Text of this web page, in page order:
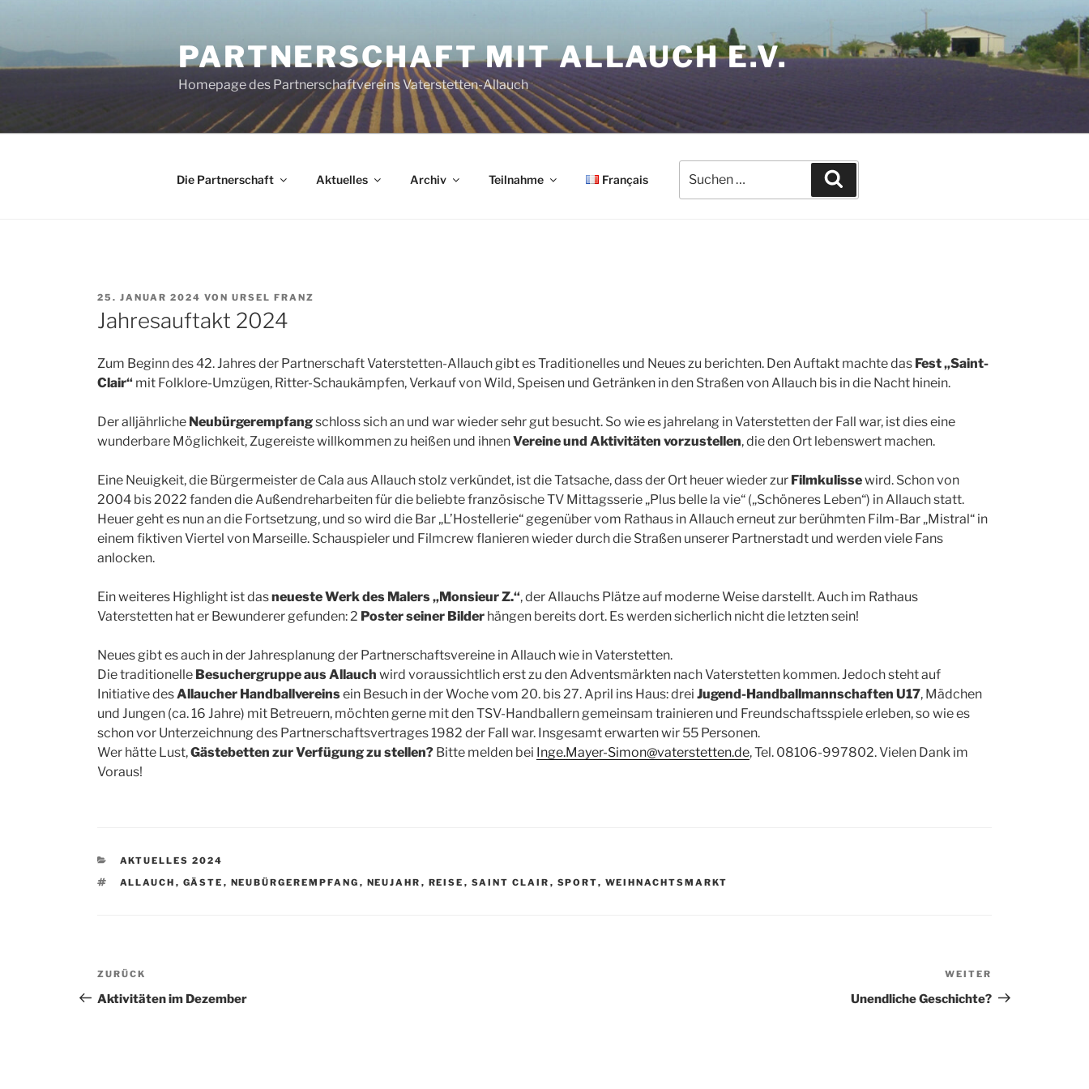
springen
PARTNERSCHAFT MIT ALLAUCH E.V.
Homepage des Partnerschaftvereins Vaterstetten-Allauch
Die Partnerschaft Aktuelles Archiv Teilnahme Français
nach:
VERÖFFENTLICHT
AM
25. JANUAR 2024 VON URSEL FRANZ
Jahresauftakt 2024
Zum Beginn des 42. Jahres der Partnerschaft Vaterstetten-Allauch gibt es Traditionelles und Neues zu berichten. Den Auftakt machte das Fest „Saint-
Clair“ mit Folklore-Umzügen, Ritter-Schaukämpfen, Verkauf von Wild, Speisen und Getränken in den Straßen von Allauch bis in die Nacht hinein.
Der alljährliche Neubürgerempfangschloss sich an und war wieder sehr gut besucht. So wie es jahrelang in Vaterstetten der Fall war, ist dies eine
wunderbare Möglichkeit, Zugereiste willkommen zu heißen und ihnenVereine und Aktivitäten vorzustellen, die den Ort lebenswert machen.
Eine Neuigkeit, die Bürgermeister de Cala aus Allauch stolz verkündet, ist die Tatsache, dass der Ort heuer wieder zur Filmkulissewird. Schon von
2004 bis 2022 fanden die Außendreharbeiten für die beliebte französische TV Mittagsserie „Plus belle la vie“ („Schöneres Leben“) in Allauch statt.
Heuer geht es nun an die Fortsetzung, und so wird die Bar „L’Hostellerie“ gegenüber vom Rathaus in Allauch erneut zur berühmten Film-Bar „Mistral“ in
einem fiktiven Viertel von Marseille. Schauspieler und Filmcrew flanieren wieder durch die Straßen unserer Partnerstadt und werden viele Fans
anlocken.
Ein weiteres Highlight ist dasneueste Werk des Malers „Monsieur Z.“, der Allauchs Plätze auf moderne Weise darstellt. Auch im Rathaus
Vaterstetten hat er Bewunderer gefunden: 2 Poster seiner Bilder hängen bereits dort. Es werden sicherlich nicht die letzten sein!
Neues gibt es auch in der Jahresplanung der Partnerschaftsvereine in Allauch wie in Vaterstetten.
Die traditionelle Besuchergruppe aus Allauch wird voraussichtlich erst zu den Adventsmärkten nach Vaterstetten kommen. Jedoch steht auf
Initiative desAllaucher Handballvereinsein Besuch in der Woche vom 20. bis 27. April ins Haus: drei Jugend-Handballmannschaften U17, Mädchen
und Jungen (ca. 16 Jahre) mit Betreuern, möchten gerne mit den TSV-Handballern gemeinsam trainieren und Freundschaftsspiele erleben, so wie es
schon vor Unterzeichnung des Partnerschaftsvertrages 1982 der Fall war. Insgesamt erwarten wir 55 Personen.
Wer hätte Lust,Gästebetten zur Verfügung zu stellen? Bitte melden bei Inge.Mayer-Simon@vaterstetten.de, Tel. 08106-997802. Vielen Dank im
Voraus!
KATEGORIEN
AKTUELLES 2024
SCHLAGWÖRTER
ALLAUCH , GÄSTE , NEUBÜRGEREMPFANG , NEUJAHR , REISE , SAINT CLAIR , SPORT, WEIHNACHTSMARKT
Beitragsnavigation
Vorheriger
Beitrag
ZURÜCK
Aktivitäten im Dezember
Beitrag
WEITER
Unendliche Geschichte?